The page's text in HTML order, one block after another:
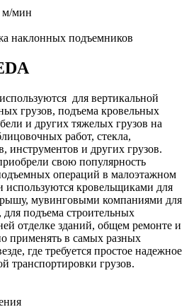
м/мин
для вертикальной
грузов, подъема кровельных
и других тяжелых грузов на
работ, стекла,
инструментов и других грузов.
свою популярность
операций в малоэтажном
используются кровельщиками для
мувинговыми компаниями для
подъема строительных
отделке зданий, общем ремонте и
применять в самых разных
где требуется простое надежное
транспортировки грузов.